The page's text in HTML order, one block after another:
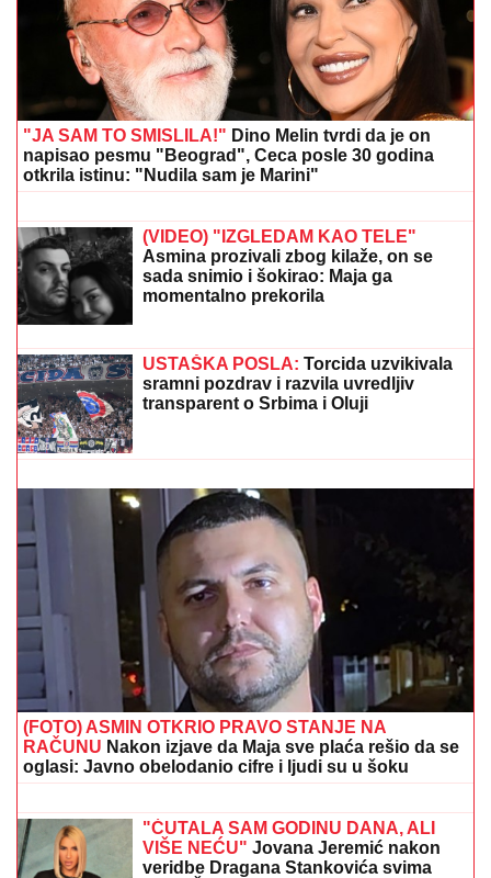
"ON JE MOJ DOM, ZALEČIO ME JE I USREĆIO"
Milena Popović nikad emotivnija! Javno se obratila
Igoru Juriću
(VIDEO) ĐINA DŽINOVIĆ PALA NA
KOLENA ISPRED DRUGARICEĆerka
Harisa Džinovića u transu na Cecinom
koncertu, haljina sa prorezima
Svi se pitaju čija je ruka? Golišava
Marija Mikić ostavila Srbe u čudu
"JA SAM TO SMISLILA!"Dino Melin tvrdi da je on
napisao pesmu "Beograd", Ceca posle 30 godina
otkrila istinu: "Nudila sam je Marini"
BRUKA KOJA JE OBIŠLA SVET:Šta
se ovo desilo sa novim stadionom u
Zaječaru? (VIDEO)
(VIDEO) "IZGLEDAM KAO TELE"
Asmina prozivali zbog kilaže, on se
momentalno prekorila